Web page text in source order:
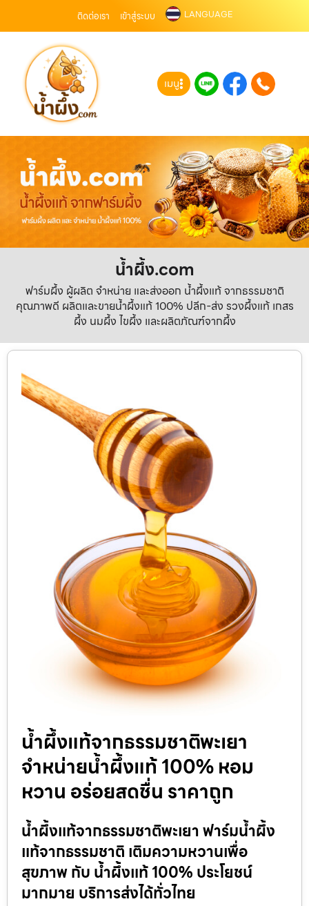
ติดต่อเรา เข้าสู่ระบบ LANGUAGE
เมนู
น้ำผึ้ง.com
ฟาร์มผึ้ง ผู้ผลิต จำหน่าย และส่งออก น้ำผึ้งแท้ จากธรรมชาติ
คุณภาพดี ผลิตและขายน้ำผึ้งแท้ 100% ปลีก-ส่ง รวงผึ้งแท้ เกสร
ผึ้ง นมผึ้ง ไขผึ้ง และผลิตภัณฑ์จากผึ้ง
น้ำผึ้งแท้จากธรรมชาติพะเยา
จำหน่ายน้ำผึ้งแท้ 100% หอม
หวาน อร่อยสดชื่น ราคาถูก
น้ำผึ้งแท้จากธรรมชาติพะเยา ฟาร์มน้ำผึ้ง
แท้จากธรรมชาติ เติมความหวานเพื่อ
สุขภาพ กับ น้ำผึ้งแท้ 100% ประโยชน์
มากมาย บริการส่งได้ทั่วไทย